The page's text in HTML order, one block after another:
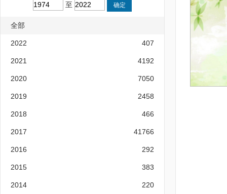
至
全部
2022 407
2021 4192
2020 7050
2019 2458
2018 466
2017 41766
2016 292
2015 383
2014 220